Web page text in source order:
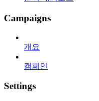
Campaigns
개요
캠페인
Settings